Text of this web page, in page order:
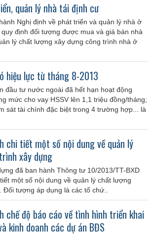
quản lý nhà tái định cư
Nghị định về phát triển và quản lý nhà ở
định đối tượng được mua và giá bán nhà
lý chất lượng xây dựng công trình nhà ở
hiệu lực từ tháng 8-2013
đầu tư nước ngoài đã hết hạn hoạt động
mức cho vay HSSV lên 1,1 triệu đồng/tháng;
sát tài chính đặc biệt trong 4 trường hợp... là
chi tiết một số nội dung về quản lý
xây dựng
đã ban hành Thông tư 10/2013/TT-BXD
một số nội dung về quản lý chất lượng
Đối tượng áp dụng là các tổ chứ..
chế độ báo cáo về tình hình triển khai
kinh doanh các dự án BĐS